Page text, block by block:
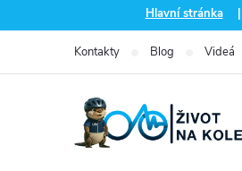
na
Hlavní stránka||
Kontakty Blog Videá